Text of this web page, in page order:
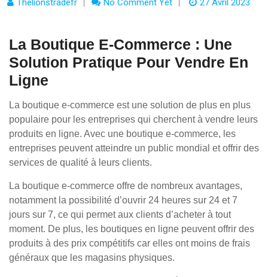
Thelionstradefr No Comment Yet 27 Avril 2023
La Boutique E-Commerce : Une
Solution Pratique Pour Vendre En
Ligne
La boutique e-commerce est une solution de plus en plus
populaire pour les entreprises qui cherchent à vendre leurs
produits en ligne. Avec une boutique e-commerce, les
entreprises peuvent atteindre un public mondial et offrir des
services de qualité à leurs clients.
La boutique e-commerce offre de nombreux avantages,
notamment la possibilité d’ouvrir 24 heures sur 24 et 7
jours sur 7, ce qui permet aux clients d’acheter à tout
moment. De plus, les boutiques en ligne peuvent offrir des
produits à des prix compétitifs car elles ont moins de frais
généraux que les magasins physiques.